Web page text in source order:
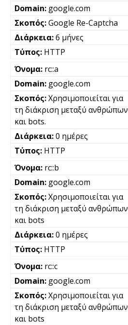
google.com
Google Re-Captcha
6 μήνες
HTTP
rc::a
google.com
Χρησιμοποιείται για
τη διάκριση μεταξύ ανθρώπων
και bots.
0 ημέρες
HTTP
rc::b
google.com
Χρησιμοποιείται για
τη διάκριση μεταξύ ανθρώπων
και bots
0 ημέρες
HTTP
rc::c
google.com
Χρησιμοποιείται για
τη διάκριση μεταξύ ανθρώπων
και bots